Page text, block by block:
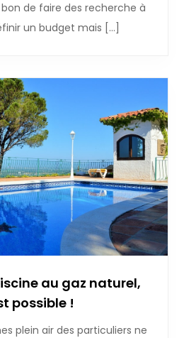
bon de faire des recherche à
un budget mais […]
au gaz naturel,
possible !
plein air des particuliers ne